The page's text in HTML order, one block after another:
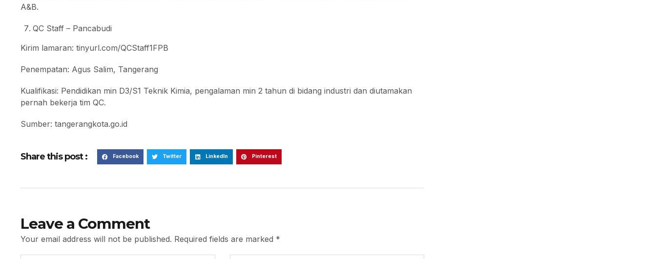
A&B.
QC Staff – Pancabudi
Kirim lamaran: tinyurl.com/QCStaff1FPB
Penempatan: Agus Salim, Tangerang
Kualifikasi: Pendidikan min D3/S1 Teknik Kimia, pengalaman min 2 tahun di bidang industri dan diutamakan
pernah bekerja tim QC.
Sumber: tangerangkota.go.id
Share this post : Facebook Twitter LinkedIn Pinterest
Leave a Comment
Your email address will not be published. Required fields are marked *